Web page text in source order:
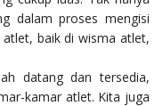
dalam proses mengisi
baik di wisma atlet,
datang dan tersedia,
kamar atlet. Kita juga